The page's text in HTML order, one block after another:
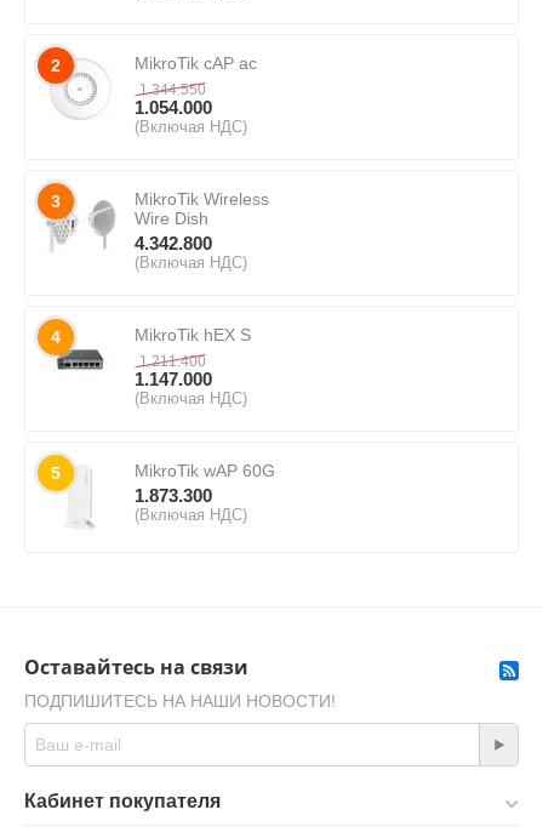
2 MikroTik cAP ac
1.344.550
1.054.000
(Включая НДС)
3
MikroTik Wireless
Wire Dish
4.342.800
(Включая НДС)
4 MikroTik hEX S
1.211.400
1.147.000
(Включая НДС)
5 MikroTik wAP 60G
1.873.300
(Включая НДС)
Оставайтесь на связи
ПОДПИШИТЕСЬ НА НАШИ НОВОСТИ!
Кабинет покупателя